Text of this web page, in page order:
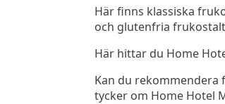
Här finns klassiska
och glutenfria
Här hittar du Home
Kan du rekommendera
tycker om Home Hotel